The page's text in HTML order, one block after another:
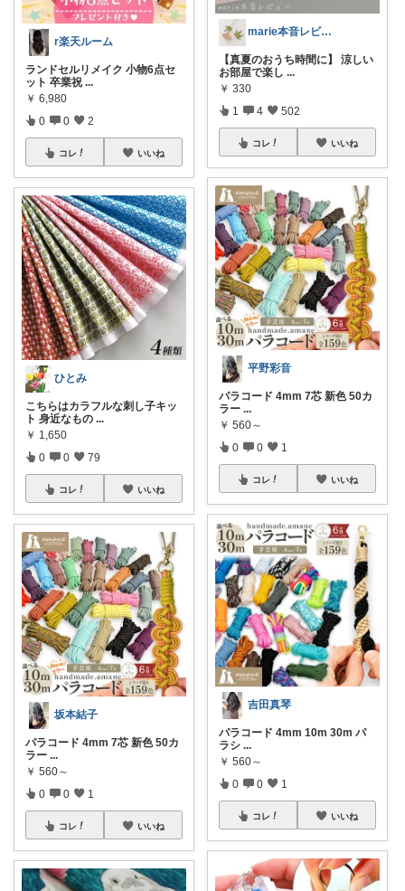
r楽天ルーム
ランドセルリメイク 小物6点セ
ット 卒業祝 ...
￥ 6,980
0 0 2
コレ いいね
ひとみ
こちらはカラフルな刺し子キッ
ト 身近なもの ...
￥ 1,650
0 0 79
コレ いいね
坂本結子
パラコード 4mm 7芯 新色 50カ
ラー ...
￥ 560～
0 0 1
コレ いいね
marie本音レビュー🏝️夏休み💃
【真夏のおうち時間に】 涼しい
お部屋で楽し ...
￥ 330
1 4 502
コレ いいね
平野彩音
パラコード 4mm 7芯 新色 50カ
ラー ...
￥ 560～
0 0 1
コレ いいね
吉田真琴
パラコード 4mm 10m 30m パ
ラシ ...
￥ 560～
0 0 1
コレ いいね